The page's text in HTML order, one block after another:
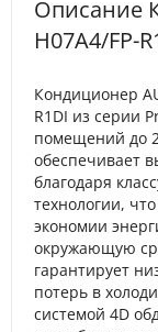
Описание
H07A4/FP-
Кондиционер
R1DI из серии
помещений до
обеспечивает
благодаря
технологии,
экономии
окружающую
гарантирует
потерь в
системой 4D